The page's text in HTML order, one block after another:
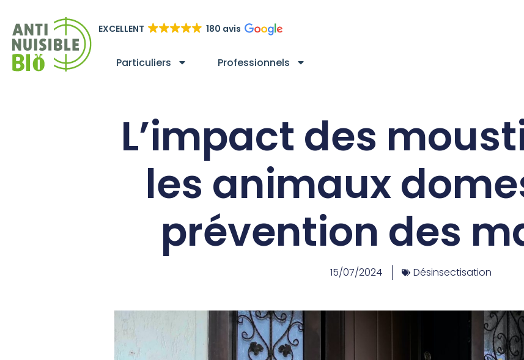
EXCELLENT 180 avis
Particuliers Professionnels
L’impact des
les animaux
prévention des
15/07/2024 Désinsectisation